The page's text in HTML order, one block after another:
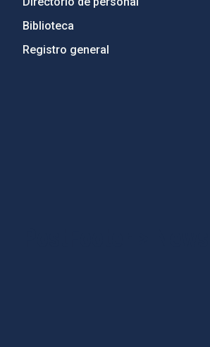
Biblioteca
Registro general